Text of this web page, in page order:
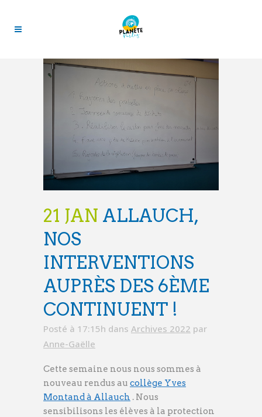
21 JAN ALLAUCH,
NOS
INTERVENTIONS
AUPRÈS DES 6ÈME
CONTINUENT !
Posté à 17:15h dans Archives 2022 par
Anne-Gaëlle
Cette semaine nous nous sommes à
nouveau rendus au collège Yves
Montand à Allauch . Nous
sensibilisons les élèves à la protection